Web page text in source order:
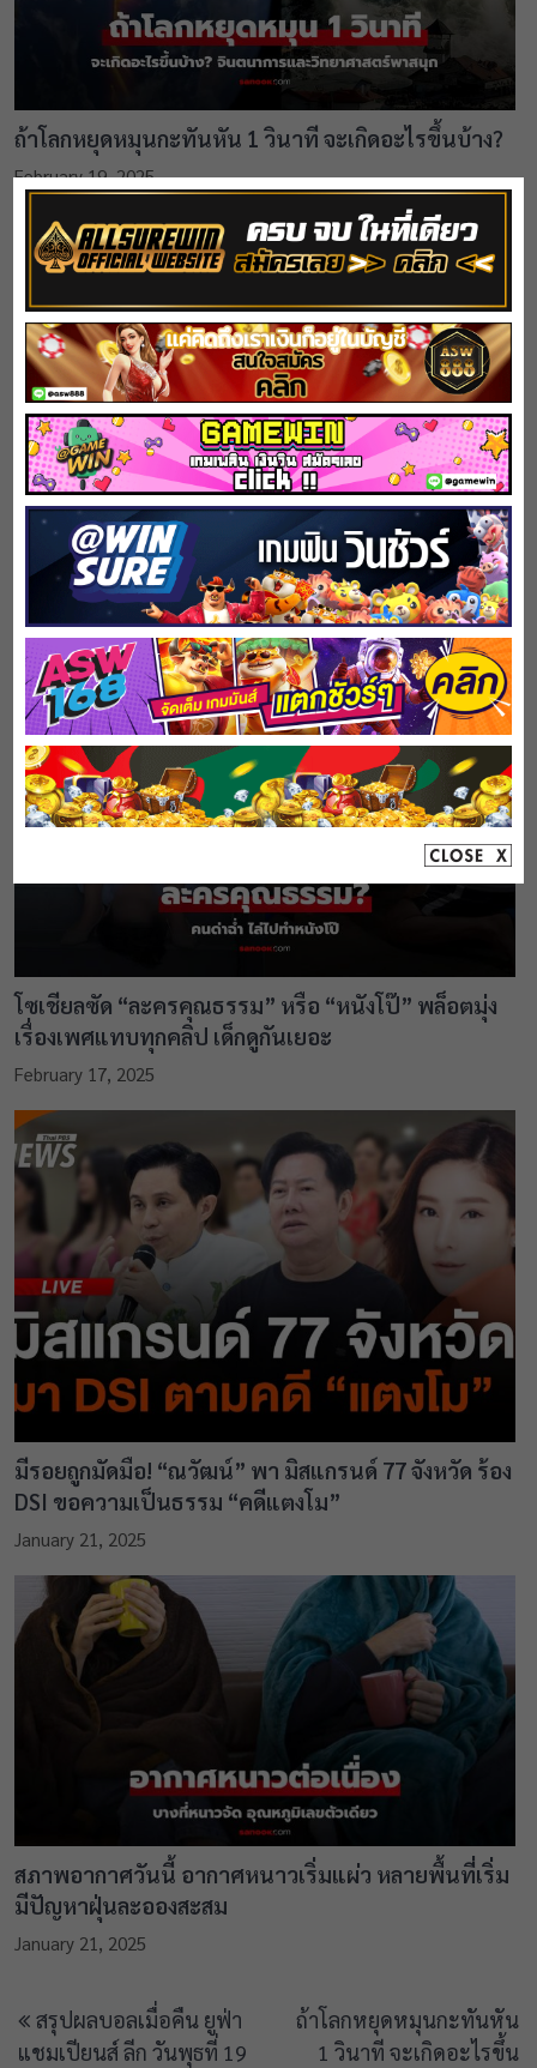
ถ้าโลกหยุดหมุนกะทันหัน 1 วินาที จะเกิดอะไรขึ้นบ้าง?
February 19, 2025
สภาพอากาศวันนี้ กรมอุตุฯ เตือน 30 จังหวัดฝนถล่ม
กทม.โดนด้วย ตกหนักร้อยละ 30
February 17, 2025
โซเชียลซัด “ละครคุณธรรม” หรือ “หนังโป๊” พล็อตมุ่ง
เรื่องเพศแทบทุกคลิป เด็กดูกันเยอะ
February 17, 2025
มีรอยถูกมัดมือ! “ณวัฒน์” พา มิสแกรนด์ 77 จังหวัด ร้อง
DSI ขอความเป็นธรรม “คดีแตงโม”
January 21, 2025
สภาพอากาศวันนี้ อากาศหนาวเริ่มแผ่ว หลายพื้นที่เริ่ม
มีปัญหาฝุ่นละอองสะสม
January 21, 2025
navigation
สรุปผลบอลเมื่อคืน ยูฟ่า
แชมเปียนส์ ลีก วันพุธที่ 19
ถ้าโลกหยุดหมุนกะทันหัน
1 วินาที จะเกิดอะไรขึ้น